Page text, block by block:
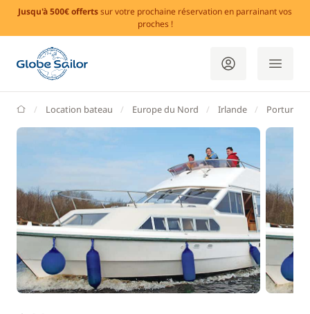
Jusqu'à 500€ offertssur votre prochaine réservation en parrainant vos
proches !
GlobeSailor
Location bateau Europe du Nord Irlande Portumna